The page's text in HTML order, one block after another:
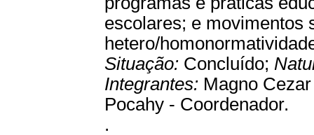
escolares; e movimentos
hetero/
Situação: Concluído;
Integrantes: Magno
Pocahy - Coordenador.
.